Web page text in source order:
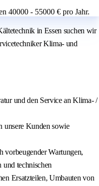
40000 - 55000 € pro Jahr.
in Essen suchen wir
Klima- und
und den Service an Klima- /
unsere Kunden sowie
vorbeugender Wartungen,
technischen
Ersatzteilen, Umbauten von